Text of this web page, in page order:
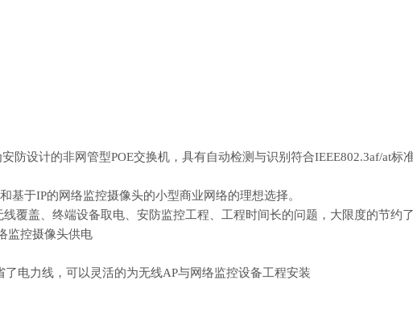
防设计的非网管型POE交换机，具有自动检测与识别符合IEEE802.3af/at
基于IP的网络监控摄像头的小型商业网络的理想选择。
覆盖、终端设备取电、安防监控工程、工程时间长的问题，大限度的节约了
监控摄像头供电
电力线，可以灵活的为无线AP与网络监控设备工程安装